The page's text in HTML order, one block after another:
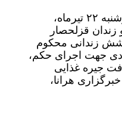
خبرگزاری هرانا – امروز دوشنبه ۲۲ تیرماه،
زندان قزلحصار
شش زندانی محکوم
جهت اجرای حکم،
جیره غذایی
هرانا،